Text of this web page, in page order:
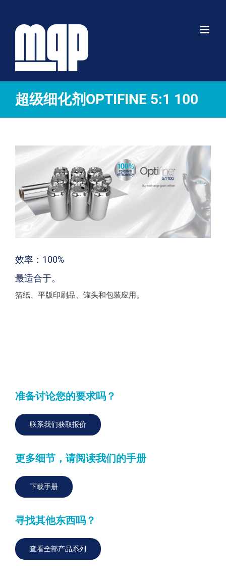
超级细化剂OPTIFINE 5:1 100
效率：100%
最适合于。
箔纸、平版印刷品、罐头和包装应用。
准备讨论您的要求吗？
联系我们获取报价
更多细节，请阅读我们的手册
下载手册
寻找其他东西吗？
查看全部产品系列